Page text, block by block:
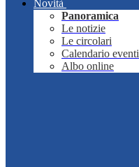
Novità
Panoramica
Le notizie
Le circolari
Calendario eventi
Albo online